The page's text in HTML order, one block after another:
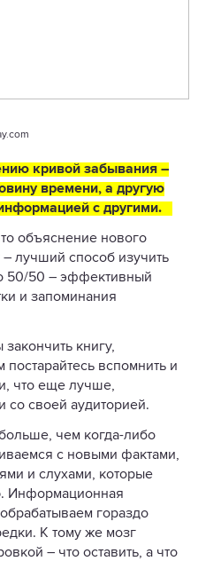
кривой забывания –
времени, а другую
с другими.
объяснение нового
лучший способ изучить
50/50 – эффективный
и запоминания
книгу,
постарайтесь вспомнить и
что еще лучше,
со своей аудиторией.
чем когда-либо
с новыми фактами,
и слухами, которые
Информационная
гораздо
К тому же мозг
– что оставить, а что